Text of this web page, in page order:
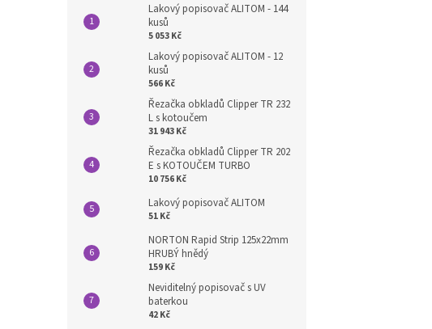
Lakový popisovač ALITOM - 144
kusů
5 053 Kč
Lakový popisovač ALITOM - 12
kusů
566 Kč
Řezačka obkladů Clipper TR 232
L s kotoučem
31 943 Kč
Řezačka obkladů Clipper TR 202
E s KOTOUČEM TURBO
10 756 Kč
Lakový popisovač ALITOM
51 Kč
NORTON Rapid Strip 125x22mm
HRUBÝ hnědý
159 Kč
Neviditelný popisovač s UV
baterkou
42 Kč